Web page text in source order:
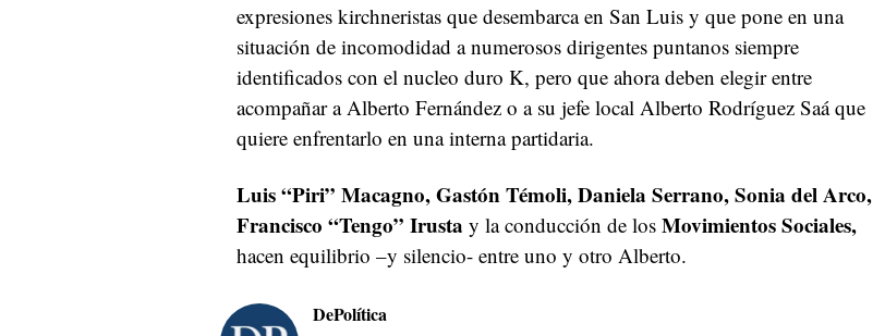
expresiones kirchneristas que desembarca en San Luis y que pone en una
situación de incomodidad a numerosos dirigentes puntanos siempre
identificados con el nucleo duro K, pero que ahora deben elegir entre
acompañar a Alberto Fernández o a su jefe local Alberto Rodríguez Saá que
quiere enfrentarlo en una interna partidaria.
Luis “Piri” Macagno, Gastón Témoli, Daniela Serrano, Sonia del Arco,
Francisco “Tengo” Irusta y la conducción de los Movimientos Sociales,
hacen equilibrio –y silencio- entre uno y otro Alberto.
DePolítica